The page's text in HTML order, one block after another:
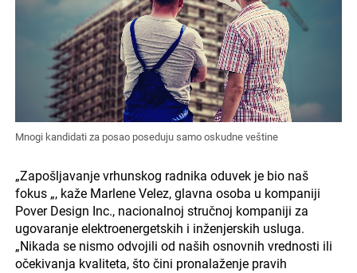
Mnogi kandidati za posao poseduju samo oskudne veštine
„Zapošljavanje vrhunskog radnika oduvek je bio naš
fokus „, kaže Marlene Velez, glavna osoba u kompaniji
Pover Design Inc., nacionalnoj stručnoj kompaniji za
ugovaranje elektroenergetskih i inženjerskih usluga.
„Nikada se nismo odvojili od naših osnovnih vrednosti ili
očekivanja kvaliteta, što čini pronalaženje pravih